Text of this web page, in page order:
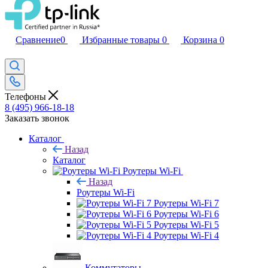
Сравнение0 Избранные товары 0 Корзина 0
Телефоны
8 (495) 966-18-18
Заказать звонок
Каталог
Назад
Каталог
Роутеры Wi-Fi
Назад
Роутеры Wi-Fi
Роутеры Wi-Fi 7
Роутеры Wi-Fi 6
Роутеры Wi-Fi 5
Роутеры Wi-Fi 4